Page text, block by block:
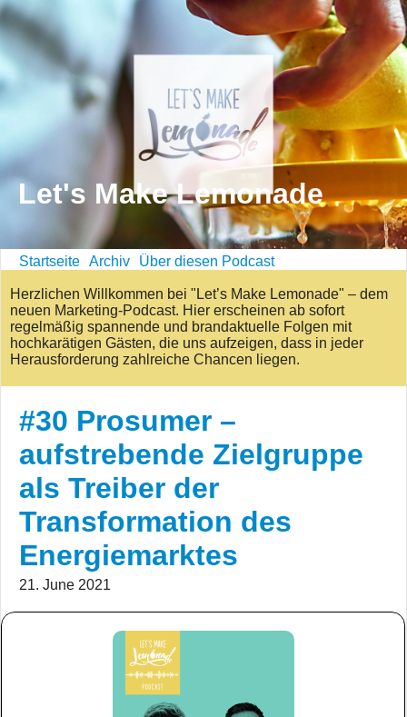
Let's Make Lemonade
Startseite Archiv Über diesen Podcast
Herzlichen Willkommen bei "Let’s Make Lemonade" – dem
neuen Marketing-Podcast. Hier erscheinen ab sofort
regelmäßig spannende und brandaktuelle Folgen mit
hochkarätigen Gästen, die uns aufzeigen, dass in jeder
Herausforderung zahlreiche Chancen liegen.
#30 Prosumer –
aufstrebende Zielgruppe
als Treiber der
Transformation des
Energiemarktes
21. June 2021